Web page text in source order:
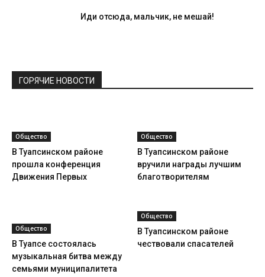
Иди отсюда, мальчик, не мешай!
ГОРЯЧИЕ НОВОСТИ
Общество
В Туапсинском районе
прошла конференция
Движения Первых
Общество
В Туапсинском районе
вручили награды лучшим
благотворителям
Общество
В Туапсе состоялась
музыкальная битва между
семьями муниципалитета
Общество
В Туапсинском районе
чествовали спасателей